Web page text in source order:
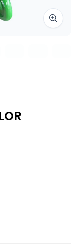
Zoom